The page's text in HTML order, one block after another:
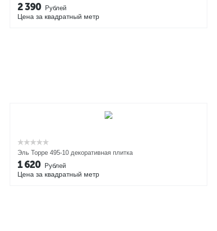
2 390 Рублей
Цена за квадратный метр
Эль Торре 495-10 декоративная плитка
1 620 Рублей
Цена за квадратный метр